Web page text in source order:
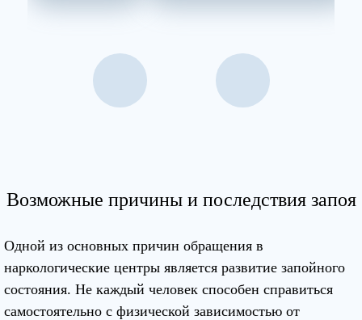
Возможные причины и последствия запоя
Одной из основных причин обращения в
наркологические центры является развитие запойного
состояния. Не каждый человек способен справиться
самостоятельно с физической зависимостью от